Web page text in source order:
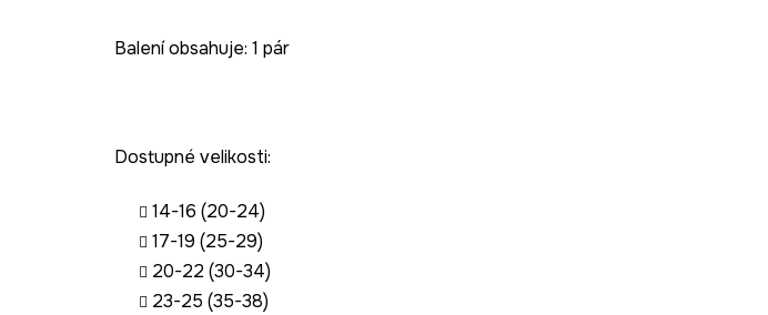
Balení obsahuje: 1 pár
Dostupné velikosti:
14-16 (20-24)
17-19 (25-29)
20-22 (30-34)
23-25 (35-38)